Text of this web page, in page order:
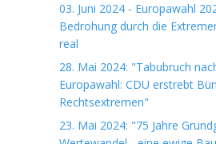
03. Juni 2024 - Europawahl
Bedrohung durch die
real
28. Mai 2024: "Tabubruch
Europawahl: CDU erstrebt
Rechtsextremen"
23. Mai 2024: "75 Jahre